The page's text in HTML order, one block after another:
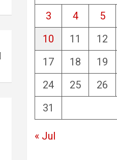
3
4 5
10
11 12
17
18 19
24
25 26
31
« Jul